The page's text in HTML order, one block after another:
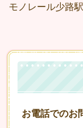
モノレール少路
お電話でのお